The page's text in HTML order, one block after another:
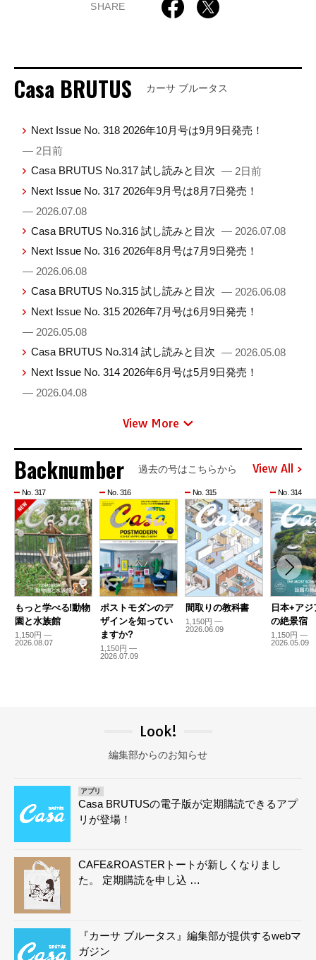
SHARE
Casa BRUTUS カーサ ブルータス
Next Issue No. 318 2026年10月号は9月9日発売！
— 2日前
Casa BRUTUS No.317 試し読みと目次 — 2日前
Next Issue No. 317 2026年9月号は8月7日発売！
— 2026.07.08
Casa BRUTUS No.316 試し読みと目次 — 2026.07.08
Next Issue No. 316 2026年8月号は7月9日発売！
— 2026.06.08
Casa BRUTUS No.315 試し読みと目次 — 2026.06.08
Next Issue No. 315 2026年7月号は6月9日発売！
— 2026.05.08
Casa BRUTUS No.314 試し読みと目次 — 2026.05.08
Next Issue No. 314 2026年6月号は5月9日発売！
— 2026.04.08
View More
Backnumber 過去の号はこちらから View All
No. 317
もっと学べる!動物
園と水族館
1,150円 —
2026.08.07
No. 316
ポストモダンのデ
ザインを知ってい
ますか?
1,150円 —
2026.07.09
No. 315
間取りの教科書
1,150円 —
2026.06.09
No. 314
日本+アジ
の絶景宿
1,150円 —
2026.05.09
Look!
編集部からのお知らせ
アプリ
Casa BRUTUSの電子版が定期購読できるアプ
リが登場！
CAFE&ROASTERトートが新しくなりまし
た。 定期購読を申し込 …
『カーサ ブルータス』編集部が提供するwebマ
ガジン